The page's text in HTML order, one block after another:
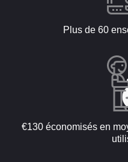
Plus de 60
€130 économisés en